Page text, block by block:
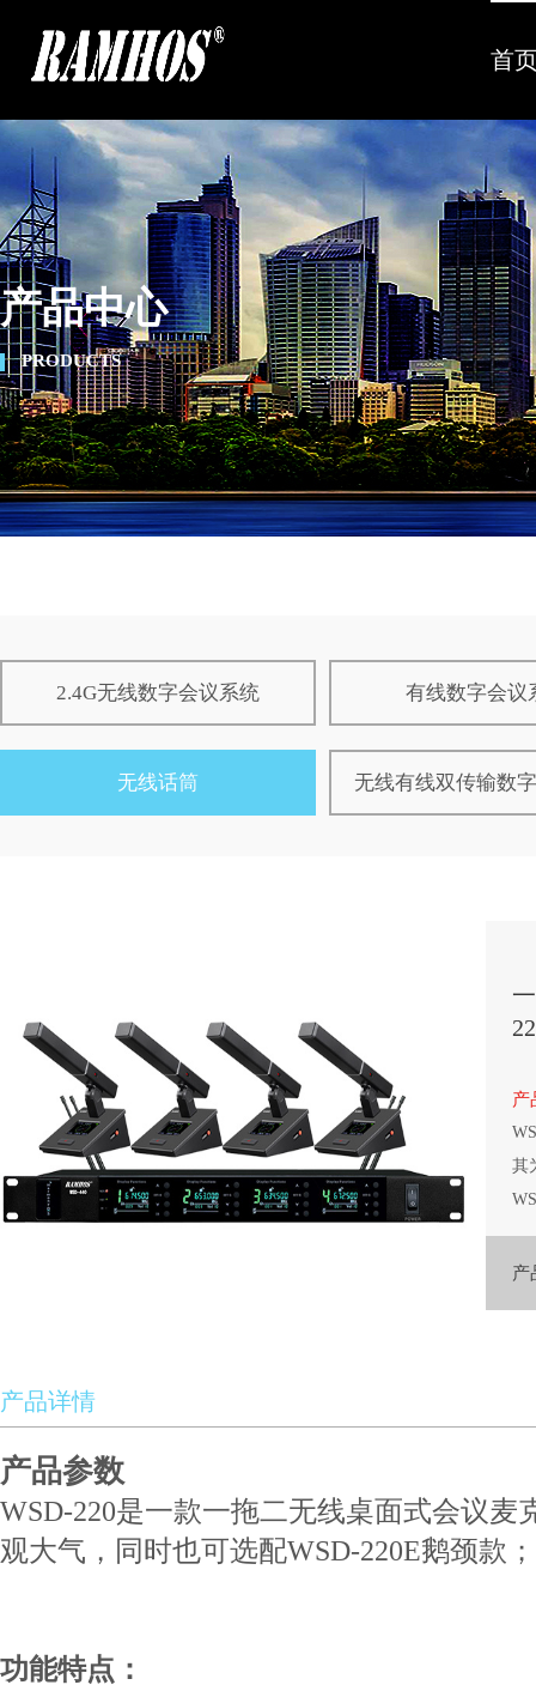
首
产品中心
PRODUCTS
2.4G无线数字会议系统 有线数字会议
无线话筒 无线有线双传输数
产
其
产
产品详情
产品参数
WSD-220是一款一拖二无线桌面式会议
观大气，同时也可选配WSD-220E鹅颈款；
功能特点：